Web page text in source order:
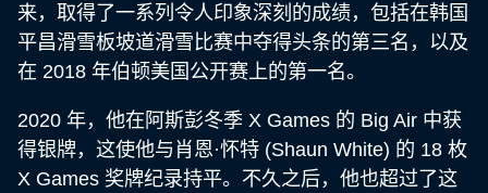
来，取得了一系列令人印象深刻的成绩，包括在韩国
平昌滑雪板坡道滑雪比赛中夺得头条的第三名，以及
在 2018 年伯顿美国公开赛上的第一名。
2020 年，他在阿斯彭冬季 X Games 的 Big Air 中获
得银牌，这使他与肖恩·怀特 (Shaun White) 的 18 枚
X Games 奖牌纪录持平。不久之后，他也超过了这